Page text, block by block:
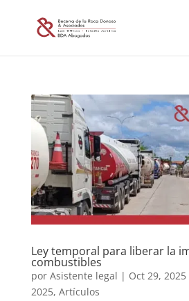
Ley temporal para liberar la
combustibles
por Asistente legal | Oct 29, 2025
2025, Artículos